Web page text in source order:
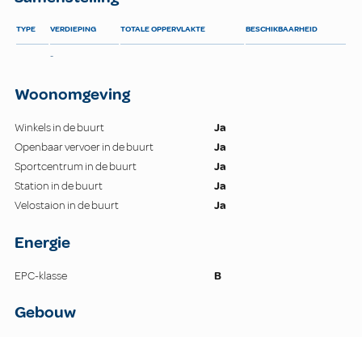
TYPE VERDIEPING TOTALE OPPERVLAKTE BESCHIKBAARHEID
-
Woonomgeving
Winkels in de buurt
Ja
Openbaar vervoer in de buurt
Ja
Sportcentrum in de buurt
Ja
Station in de buurt
Ja
Velostaion in de buurt
Ja
Energie
EPC-klasse B
Gebouw